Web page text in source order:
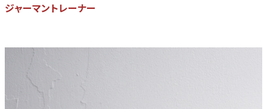
ジャーマントレーナー